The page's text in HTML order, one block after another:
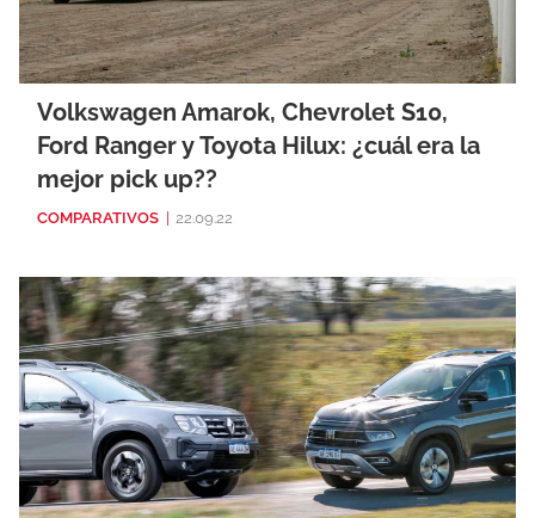
Volkswagen Amarok, Chevrolet S10,
Ford Ranger y Toyota Hilux: ¿cuál era la
mejor pick up??
COMPARATIVOS 22.09.22